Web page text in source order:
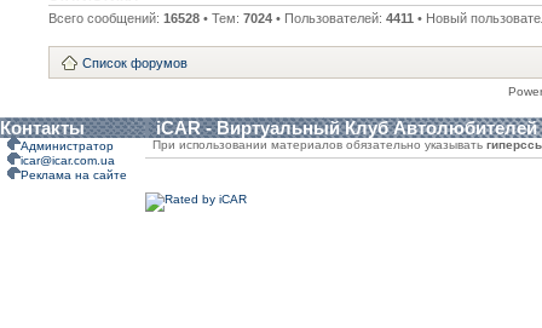
Всего сообщений: 16528 • Тем: 7024 • Пользователей: 4411 • Новый
Список форумов
Контакты iCAR - Виртуальный Клуб Автолюбителей
Администратор
icar@icar.com.ua
Реклама на сайте
При использовании материалов обязательно указывать